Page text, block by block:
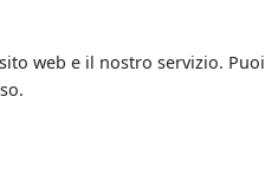
web e il nostro servizio. Puoi
è
per la
browser è
pigri